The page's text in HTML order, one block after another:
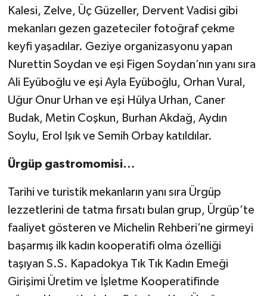
Kalesi, Zelve, Üç Güzeller, Dervent Vadisi gibi
mekanları gezen gazeteciler fotoğraf çekme
keyfi yaşadılar. Geziye organizasyonu yapan
Nurettin Soydan ve eşi Figen Soydan’nın yanı sıra
Ali Eyüboğlu ve eşi Ayla Eyüboğlu, Orhan Vural,
Uğur Onur Urhan ve eşi Hülya Urhan, Caner
Budak, Metin Coşkun, Burhan Akdağ, Aydın
Soylu, Erol Işık ve Semih Orbay katıldılar.
Ürgüp gastromomisi…
Tarihi ve turistik mekanların yanı sıra Ürgüp
lezzetlerini de tatma fırsatı bulan grup, Ürgüp’te
faaliyet gösteren ve Michelin Rehberi’ne girmeyi
başarmış ilk kadın kooperatifi olma özelliği
taşıyan S.S. Kapadokya Tık Tık Kadın Emeği
Girişimi Üretim ve İşletme Kooperatifinde